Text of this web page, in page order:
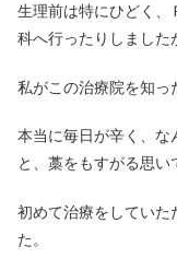
生理前は特にひどく、
科へ行ったりしました
私がこの治療院を知っ
本当に毎日が辛く、な
と、藁をもすがる思い
初めて治療をしていた
た。